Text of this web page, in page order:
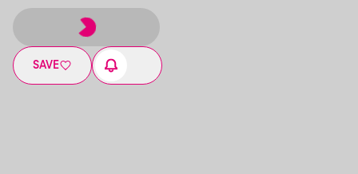
SAVE